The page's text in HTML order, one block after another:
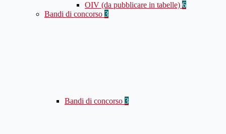
OIV (da pubblicare in tabelle) 6
Bandi di concorso 3
Bandi di concorso 3